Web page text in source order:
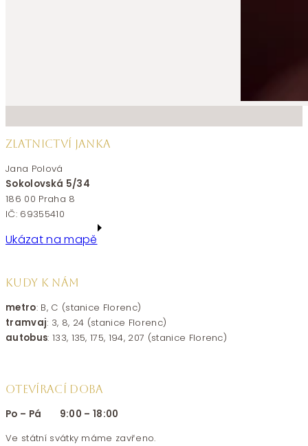
ZLATNICTVÍ JANKA
Jana Polová
Sokolovská 5/34
186 00 Praha 8
IČ: 69355410
Ukázat na mapě
KUDY K NÁM
metro: B, C (stanice Florenc)
tramvaj: 3, 8, 24 (stanice Florenc)
autobus: 133, 135, 175, 194, 207 (stanice Florenc)
OTEVÍRACÍ DOBA
Po – Pá 9:00 – 18:00
Ve státní svátky máme zavřeno.